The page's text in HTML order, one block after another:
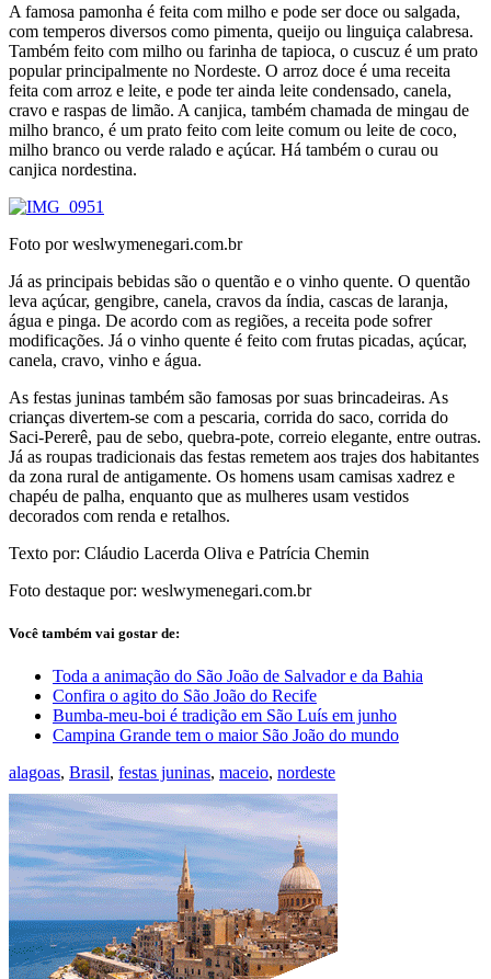
A famosa pamonha é feita com milho e pode ser doce ou salgada,
com temperos diversos como pimenta, queijo ou linguiça calabresa.
Também feito com milho ou farinha de tapioca, o cuscuz é um prato
popular principalmente no Nordeste. O arroz doce é uma receita
feita com arroz e leite, e pode ter ainda leite condensado, canela,
cravo e raspas de limão. A canjica, também chamada de mingau de
milho branco, é um prato feito com leite comum ou leite de coco,
milho branco ou verde ralado e açúcar. Há também o curau ou
canjica nordestina.
Foto por weslwymenegari.com.br
Já as principais bebidas são o quentão e o vinho quente. O quentão
leva açúcar, gengibre, canela, cravos da índia, cascas de laranja,
água e pinga. De acordo com as regiões, a receita pode sofrer
modificações. Já o vinho quente é feito com frutas picadas, açúcar,
canela, cravo, vinho e água.
As festas juninas também são famosas por suas brincadeiras. As
crianças divertem-se com a pescaria, corrida do saco, corrida do
Saci-Pererê, pau de sebo, quebra-pote, correio elegante, entre outras.
Já as roupas tradicionais das festas remetem aos trajes dos habitantes
da zona rural de antigamente. Os homens usam camisas xadrez e
chapéu de palha, enquanto que as mulheres usam vestidos
decorados com renda e retalhos.
Texto por: Cláudio Lacerda Oliva e Patrícia Chemin
Foto destaque por: weslwymenegari.com.br
Você também vai gostar de:
Toda a animação do São João de Salvador e da Bahia
Confira o agito do São João do Recife
Bumba-meu-boi é tradição em São Luís em junho
Campina Grande tem o maior São João do mundo
alagoas, Brasil, festas juninas, maceio, nordeste